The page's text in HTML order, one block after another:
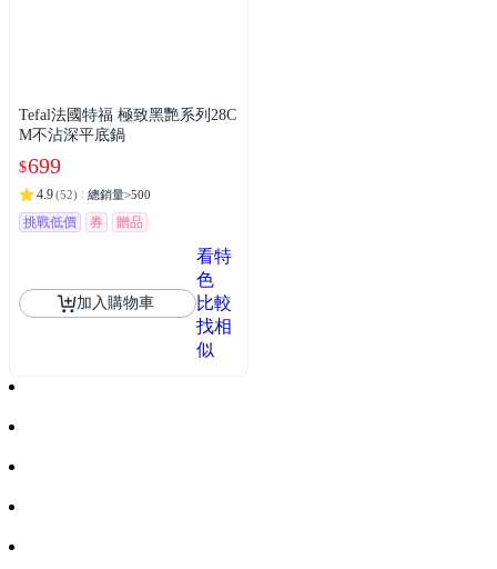
Tefal法國特福 極致黑艷系列28C
M不沾深平底鍋
$699
4.9(52) 總銷量>500
挑戰低價 券
贈品
加入購物車
看特
色
比較
找相
似